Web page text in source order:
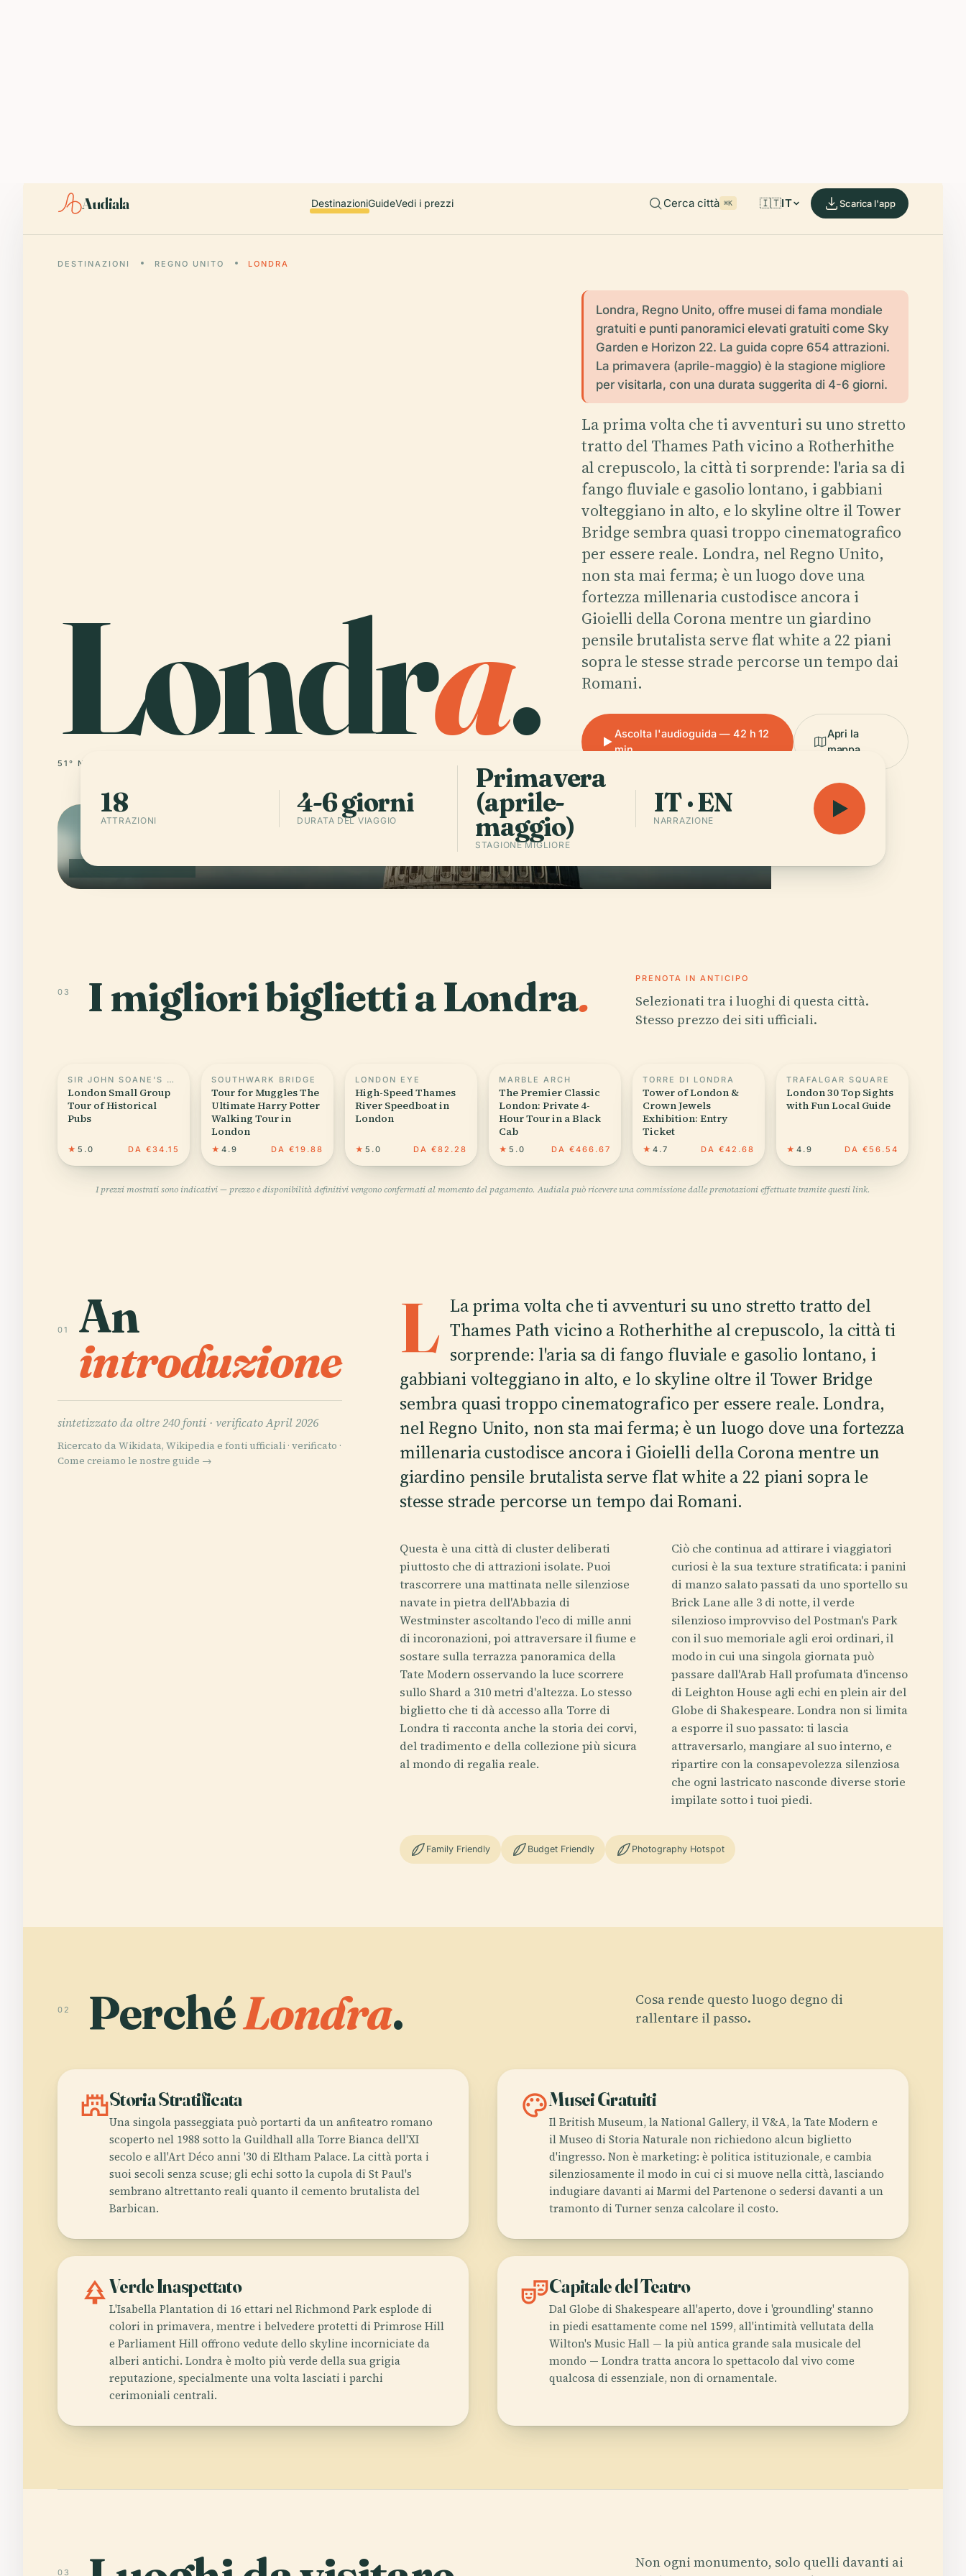
Audiala DestinazioniGuideVedi i prezzi Cerca città ⌘K 🇮🇹IT Scarica l'app
DESTINAZIONI REGNO UNITO LONDRA
Londra.
51° N · 0° W
Londra, Regno Unito, offre musei di fama mondiale
gratuiti e punti panoramici elevati gratuiti come Sky
Garden e Horizon 22. La guida copre 654 attrazioni.
La primavera (aprile-maggio) è la stagione migliore
per visitarla, con una durata suggerita di 4-6 giorni.
La prima volta che ti avventuri su uno stretto
tratto del Thames Path vicino a Rotherhithe
al crepuscolo, la città ti sorprende: l'aria sa di
fango fluviale e gasolio lontano, i gabbiani
volteggiano in alto, e lo skyline oltre il Tower
Bridge sembra quasi troppo cinematografico
per essere reale. Londra, nel Regno Unito,
non sta mai ferma; è un luogo dove una
fortezza millenaria custodisce ancora i
Gioielli della Corona mentre un giardino
pensile brutalista serve flat white a 22 piani
sopra le stesse strade percorse un tempo dai
Romani.
Ascolta l'audioguida — 42 h 12
min
Apri la
mappa
LONDRA · REGNO UNITO
18
ATTRAZIONI
4-6 giorni
DURATA DEL VIAGGIO
Primavera
(aprile-
maggio)
STAGIONE MIGLIORE
IT · EN
NARRAZIONE
03 I migliori biglietti a Londra. PRENOTA IN ANTICIPO
Selezionati tra i luoghi di questa città.
Stesso prezzo dei siti ufficiali.
SIR JOHN SOANE'S MUSEUM
London Small Group
Tour of Historical
Pubs
★ 5.0 DA €34.15
SOUTHWARK BRIDGE
Tour for Muggles The
Ultimate Harry Potter
Walking Tour in
London
★ 4.9 DA €19.88
LONDON EYE
High-Speed Thames
River Speedboat in
London
★ 5.0 DA €82.28
MARBLE ARCH
The Premier Classic
London: Private 4-
Hour Tour in a Black
Cab
★ 5.0 DA €466.67
TORRE DI LONDRA
Tower of London &
Crown Jewels
Exhibition: Entry
Ticket
★ 4.7 DA €42.68
TRAFALGAR SQUARE
London 30 Top Sights
with Fun Local Guide
★ 4.9 DA €56.54
I prezzi mostrati sono indicativi — prezzo e disponibilità definitivi vengono confermati al momento del pagamento. Audiala può ricevere una commissione dalle prenotazioni effettuate tramite questi link.
01 An
introduzione
sintetizzato da oltre 240 fonti · verificato April 2026
Ricercato da Wikidata, Wikipedia e fonti ufficiali · verificato ·
Come creiamo le nostre guide →
L La prima volta che ti avventuri su uno stretto tratto del
Thames Path vicino a Rotherhithe al crepuscolo, la città ti
sorprende: l'aria sa di fango fluviale e gasolio lontano, i
gabbiani volteggiano in alto, e lo skyline oltre il Tower Bridge
sembra quasi troppo cinematografico per essere reale. Londra,
nel Regno Unito, non sta mai ferma; è un luogo dove una fortezza
millenaria custodisce ancora i Gioielli della Corona mentre un
giardino pensile brutalista serve flat white a 22 piani sopra le
stesse strade percorse un tempo dai Romani.
Questa è una città di cluster deliberati
piuttosto che di attrazioni isolate. Puoi
trascorrere una mattinata nelle silenziose
navate in pietra dell'Abbazia di
Westminster ascoltando l'eco di mille anni
di incoronazioni, poi attraversare il fiume e
sostare sulla terrazza panoramica della
Tate Modern osservando la luce scorrere
sullo Shard a 310 metri d'altezza. Lo stesso
biglietto che ti dà accesso alla Torre di
Londra ti racconta anche la storia dei corvi,
del tradimento e della collezione più sicura
al mondo di regalia reale.
Ciò che continua ad attirare i viaggiatori
curiosi è la sua texture stratificata: i panini
di manzo salato passati da uno sportello su
Brick Lane alle 3 di notte, il verde
silenzioso improvviso del Postman's Park
con il suo memoriale agli eroi ordinari, il
modo in cui una singola giornata può
passare dall'Arab Hall profumata d'incenso
di Leighton House agli echi en plein air del
Globe di Shakespeare. Londra non si limita
a esporre il suo passato: ti lascia
attraversarlo, mangiare al suo interno, e
ripartire con la consapevolezza silenziosa
che ogni lastricato nasconde diverse storie
impilate sotto i tuoi piedi.
Family Friendly Budget Friendly Photography Hotspot
02 PerchéLondra.
Cosa rende questo luogo degno di
rallentare il passo.
castleStoria Stratificata
Una singola passeggiata può portarti da un anfiteatro romano
scoperto nel 1988 sotto la Guildhall alla Torre Bianca dell'XI
secolo e all'Art Déco anni '30 di Eltham Palace. La città porta i
suoi secoli senza scuse; gli echi sotto la cupola di St Paul's
sembrano altrettanto reali quanto il cemento brutalista del
Barbican.
paletteMusei Gratuiti
Il British Museum, la National Gallery, il V&A, la Tate Modern e
il Museo di Storia Naturale non richiedono alcun biglietto
d'ingresso. Non è marketing: è politica istituzionale, e cambia
silenziosamente il modo in cui ci si muove nella città, lasciando
indugiare davanti ai Marmi del Partenone o sedersi davanti a un
tramonto di Turner senza calcolare il costo.
parkVerde Inaspettato
L'Isabella Plantation di 16 ettari nel Richmond Park esplode di
colori in primavera, mentre i belvedere protetti di Primrose Hill
e Parliament Hill offrono vedute dello skyline incorniciate da
alberi antichi. Londra è molto più verde della sua grigia
reputazione, specialmente una volta lasciati i parchi
cerimoniali centrali.
theater_comedyCapitale del Teatro
Dal Globe di Shakespeare all'aperto, dove i 'groundling' stanno
in piedi esattamente come nel 1599, all'intimità vellutata della
Wilton's Music Hall — la più antica grande sala musicale del
mondo — Londra tratta ancora lo spettacolo dal vivo come
qualcosa di essenziale, non di ornamentale.
03
Non ogni monumento, solo quelli davanti ai